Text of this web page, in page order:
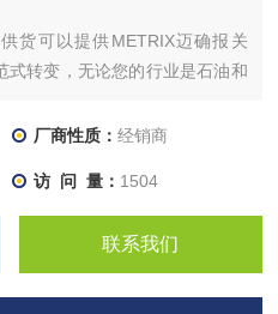
货可以提供METRIX迈确报关
式转变，无论您的行业是石油和
式机械的行业。需要仔细监控
例如，如
厂商性质： 经销商
访 问 量： 1504
联系我们